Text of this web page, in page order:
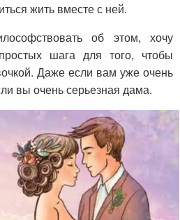
жить вместе с ней.
об этом, хочу
шага для того, чтобы
Даже если вам уже очень
вы очень серьезная дама.